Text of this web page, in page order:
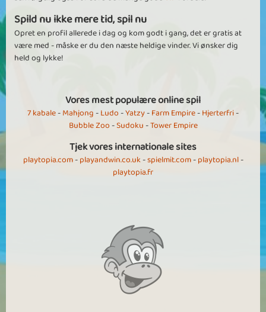
Spild nu ikke mere tid, spil nu
Opret en profil allerede i dag og kom godt i gang, det er gratis at
være med - måske er du den næste heldige vinder. Vi ønsker dig
held og lykke!
Vores mest populære online spil
7 kabale-Mahjong-Ludo-Yatzy-Farm Empire-Hjerterfri-
Bubble Zoo-Sudoku-Tower Empire
Tjek vores internationale sites
playtopia.com-playandwin.co.uk-spielmit.com-playtopia.nl-
playtopia.fr